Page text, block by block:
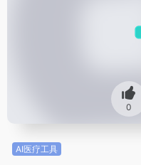
0
AI医疗工具